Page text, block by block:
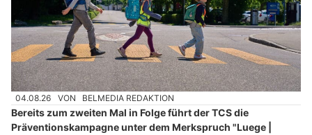
04.08.26 VON BELMEDIA REDAKTION
Bereits zum zweiten Mal in Folge führt der TCS die
Präventionskampagne unter dem Merkspruch "Luege |